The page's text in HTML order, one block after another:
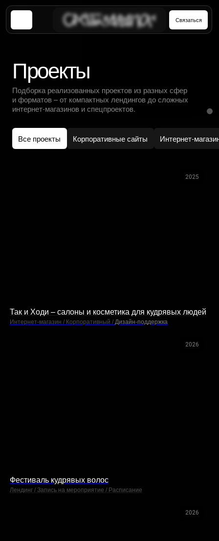
Связаться
Подборка реализованных проектов из разных сфер
и форматов – от компактных лендингов до сложных
интернет-магазинов и спецпроектов.
Все проекты Корпоративные сайты Интернет-магазины Лендинги
2025
Так и Ходи – салоны и косметика для кудрявых людей
Интернет-магазин / Корпоративный / Дизайн-поддержка
2026
Фестиваль кудрявых волос
Лендинг / Запись на мероприятие / Расписание
2026